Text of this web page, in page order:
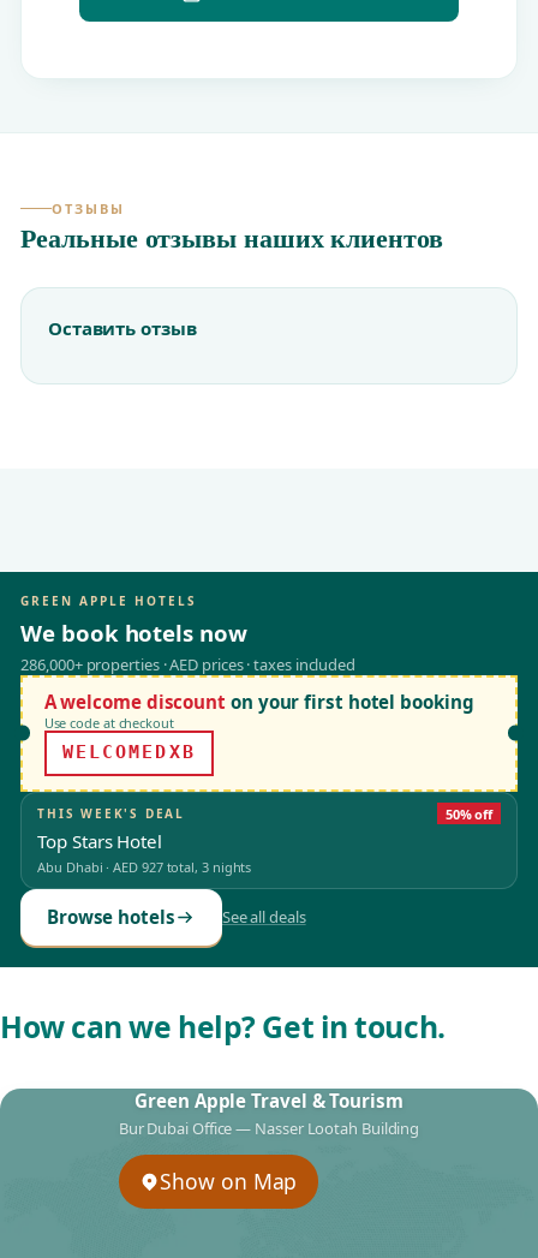
ОТЗЫВЫ
Реальные отзывы наших клиентов
Оставить отзыв
GREEN APPLE HOTELS
We book hotels now
286,000+ properties · AED prices · taxes included
A welcome discount on your first hotel booking
Use code at checkout
WELCOMEDXB
THIS WEEK'S DEAL 50% off
Top Stars Hotel
Abu Dhabi ·AED 927total, 3 nights
Browse hotels See all deals
How can we help? Get in touch.
Green Apple Travel & Tourism
Bur Dubai Office — Nasser Lootah Building
Show on Map